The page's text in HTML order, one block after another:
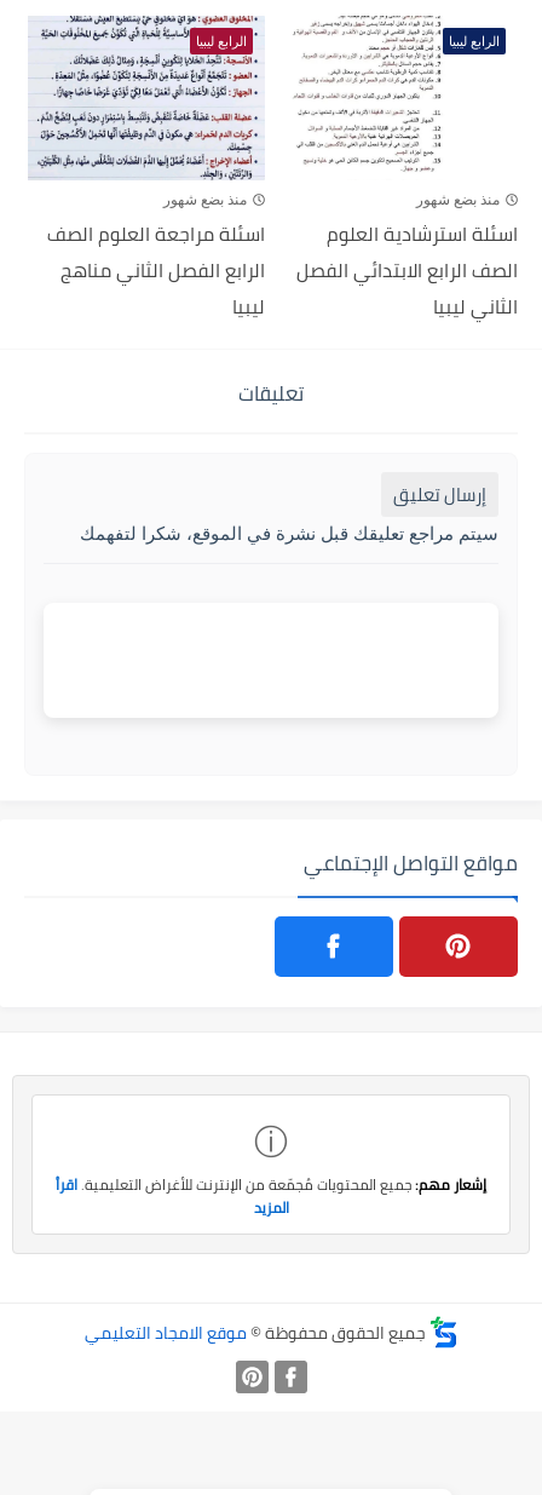
الرابع ليبيا
منذ بضع شهور
اسئلة استرشادية العلوم
الصف الرابع الابتدائي الفصل
الثاني ليبيا
الرابع ليبيا
منذ بضع شهور
اسئلة مراجعة العلوم الصف
الرابع الفصل الثاني مناهج
ليبيا
تعليقات
إرسال تعليق
سيتم مراجع تعليقك قبل نشرة في الموقع، شكرا لتفهمك
مواقع التواصل الإجتماعي
ⓘ
إشعار مهم:جميع المحتويات مُجمّعة من الإنترنت للأغراض التعليمية.اقرأ
المزيد
جميع الحقوق محفوظة ©موقع الامجاد التعليمي